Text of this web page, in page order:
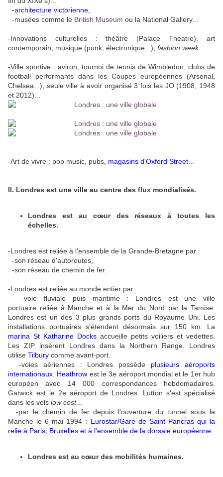
-architecture victorienne
-musées comme le British Museum ou la National Gallery...
-Innovations culturelles : théâtre (Palace Theatre), art
contemporain, musique (punk, électronique...), fashion week...
-Ville sportive : aviron, tournoi de tennis de Wimbledon, clubs de
football performants dans les Coupes européennes (Arsenal,
Chelsea...), seule ville à avoir organisé 3 fois les JO (1908, 1948
et 2012)...
-Art de vivre : pop music, pubs, magasins d'Oxford Street
II. Londres est une ville au centre des flux mondialisés.
Londres est au cœur des réseaux à toutes les
échelles.
-Londres est reliée à l'ensemble de la Grande-Bretagne par :
-son réseau d'autoroutes,
-son réseau de chemin de fer.
-Londres est reliée au monde entier par :
-voie fluviale puis maritime : Londres est une ville
portuaire reliée à Manche et à la Mer du Nord par la Tamise.
Londres est un des 3 plus grands ports du Royaume Uni. Les
installations portuaires s'étendent désormais sur 150 km. La
marina St Katharine Docks accueille petits voiliers et vedettes.
Les ZIP insèrent Londres dans la Northern Range. Londres
utilise Tilbury comme avant-port.
-voies aériennes : Londres possède plusieurs aéroports
internationaux Heathrow est le 3e aéroport mondial et le 1er hub
européen avec 14 000 correspondances hebdomadaires.
Gatwick est le 2e aéroport de Londres. Lutton s'est spécialisé
dans les vols low cost...
-par le chemin de fer depuis l'ouverture du tunnel sous la
Manche le 6 mai 1994 : Eurostar/Gare de Saint Pancras qui la
relie à Paris, Bruxelles et à l'ensemble de la dorsale européenne
Londres est au cœur des mobilités humaines.